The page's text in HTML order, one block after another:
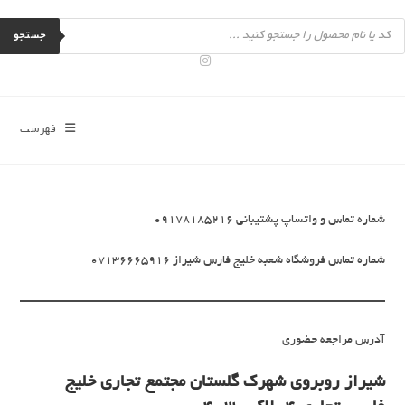
محتوا
Products
search
جستجو
فهرست
شماره تماس و واتساپ پشتیبانی 09178185216
شماره تماس فروشگاه شعبه خلیج فارس شیراز 07136665916
آدرس مراجعه حضوری
شیراز روبروی شهرک گلستان مجتمع تجاری خلیج